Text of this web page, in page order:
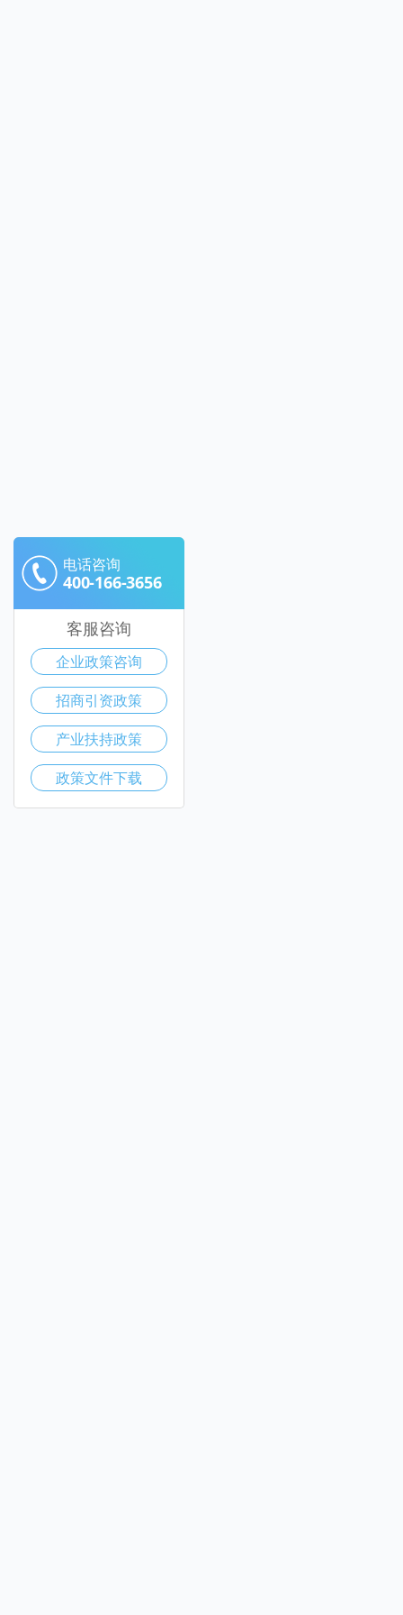
电话咨询
400-166-3656
客服咨询
企业政策咨询
招商引资政策
产业扶持政策
政策文件下载